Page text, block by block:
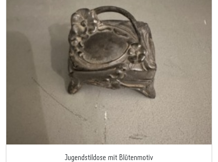
Jugendstildose mit Blütenmotiv